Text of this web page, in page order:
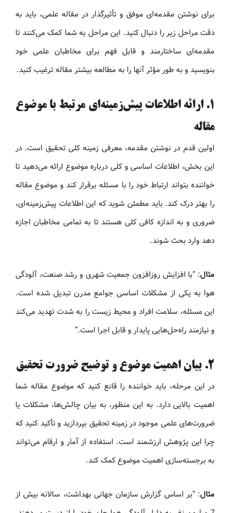
برای نوشتن مقدمه‌ای موفق و تأثیرگذار در مقاله علمی، باید به
دقت مراحل زیر را دنبال کنید. این مراحل به شما کمک می‌کنند تا
مقدمه‌ای ساختارمند و قابل فهم برای مخاطبان علمی خود
بنویسید و به طور مؤثر آنها را به مطالعه بیشتر مقاله ترغیب کنید.
1. ارائه اطلاعات پیش‌زمینه‌ای مرتبط با موضوع
مقاله
اولین قدم در نوشتن مقدمه، معرفی زمینه کلی تحقیق است. در
این بخش، اطلاعات اساسی و کلی درباره موضوع ارائه می‌دهید تا
خواننده بتواند ارتباط خود را با مسئله برقرار کند و موضوع مقاله
را بهتر درک کند. باید مطمئن شوید که این اطلاعات پیش‌زمینه‌ای،
ضروری و به اندازه کافی کلی هستند تا به تمامی مخاطبان اجازه
دهد وارد بحث شوند.
مثال: “با افزایش روزافزون جمعیت شهری و رشد صنعت، آلودگی
هوا به یکی از مشکلات اساسی جوامع مدرن تبدیل شده است.
این مسئله، سلامت افراد و محیط زیست را به شدت تهدید می‌کند
و نیازمند راه‌حل‌هایی پایدار و قابل اجرا است.”
2. بیان اهمیت موضوع و توضیح ضرورت تحقیق
در این مرحله، باید خواننده را قانع کنید که موضوع مقاله شما
اهمیت بالایی دارد. به این منظور، به بیان چالش‌ها، مشکلات یا
ضرورت‌های علمی موجود در زمینه تحقیق بپردازید و تأکید کنید که
چرا این پژوهش ارزشمند است. استفاده از آمار و ارقام می‌تواند
به برجسته‌سازی اهمیت موضوع کمک کند.
مثال: “بر اساس گزارش سازمان جهانی بهداشت، سالانه بیش از